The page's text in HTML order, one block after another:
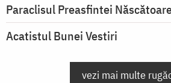
Paraclisul Preasfintei
Acatistul Bunei Vestiri
vezi mai multe